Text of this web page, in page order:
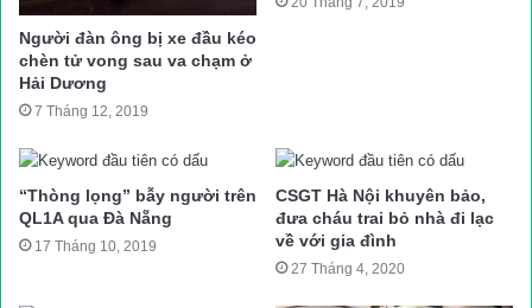
Lực lượng chức năng huy động 2 cẩu lớn để đưa xe khách bị
Vụ tai nạn khiến anh H. V. H. (trú thị trấn Quán Hành, huyện
Nghi Lộc, tỉnh Nghệ An) bị mắc kẹt trong xe, 5 hành khách bị
thương nặng và 14 hành khách khác bị thương nhẹ, được đưa
vào bệnh viện Đa khoa huyện Hương Sơn cấp cứu, kiểm tra
Người đàn ông bị xe đầu kéo
chèn tử vong sau va chạm ở
Hải Dương
7 Tháng 12, 2019
“Thòng lọng” bẫy người trên
QL1A qua Đà Nẵng
17 Tháng 10, 2019
CSGT Hà Nội khuyên bảo,
đưa cháu trai bỏ nhà đi lạc
về với gia đình
27 Tháng 4, 2020